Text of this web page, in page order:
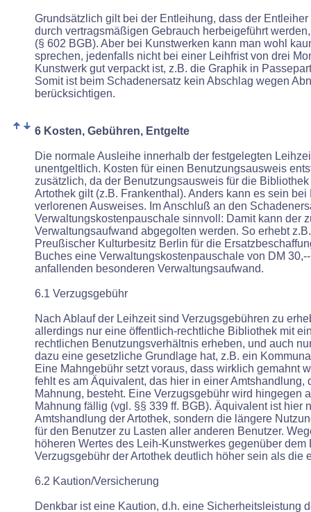
Grundsätzlich gilt bei der Entleihung, dass der
durch vertragsmäßigen Gebrauch herbeigeführt
(§ 602 BGB). Aber bei Kunstwerken kann man wohl
sprechen, jedenfalls nicht bei einer Leihfrist von drei
Kunstwerk gut verpackt ist, z.B. die Graphik in
Somit ist beim Schadenersatz kein Abschlag wegen
berücksichtigen.
6 Kosten, Gebühren, Entgelte
Die normale Ausleihe innerhalb der festgelegten
unentgeltlich. Kosten für einen Benutzungsausweis
zusätzlich, da der Benutzungsausweis für die
Artothek gilt (z.B. Frankenthal). Anders kann es sein bei
verlorenen Ausweises. Im Anschluß an den
Verwaltungskostenpauschale sinnvoll: Damit kann der
Verwaltungsaufwand abgegolten werden. So erhebt
Preußischer Kulturbesitz Berlin für die
Buches eine Verwaltungskostenpauschale von DM
anfallenden besonderen Verwaltungsaufwand.
6.1 Verzugsgebühr
Nach Ablauf der Leihzeit sind Verzugsgebühren zu
allerdings nur eine öffentlich-rechtliche Bibliothek mit
rechtlichen Benutzungsverhältnis erheben, und auch
dazu eine gesetzliche Grundlage hat, z.B. ein
Eine Mahngebühr setzt voraus, dass wirklich gemahnt
fehlt es am Äquivalent, das hier in einer Amtshandlung,
Mahnung, besteht. Eine Verzugsgebühr wird hingegen
Mahnung fällig (vgl. §§ 339 ff. BGB). Äquivalent ist hier
Amtshandlung der Artothek, sondern die längere
für den Benutzer zu Lasten aller anderen Benutzer.
höheren Wertes des Leih-Kunstwerkes gegenüber
Verzugsgebühr der Artothek deutlich höher sein als die
6.2 Kaution/Versicherung
Denkbar ist eine Kaution, d.h. eine Sicherheitsleistung